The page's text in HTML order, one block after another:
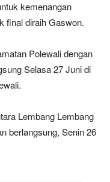
kemenangan
final diraih Gaswon.
Polewali dengan
Selasa 27 Juni di
Lembang Lembang
berlangsung, Senin 26